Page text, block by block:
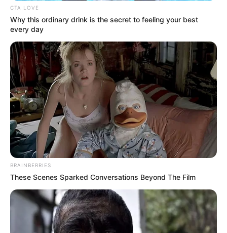
Pinterest
CTA LOVE
Why this ordinary drink is the secret to feeling your best
every day
BRAINBERRIES
These Scenes Sparked Conversations Beyond The Film